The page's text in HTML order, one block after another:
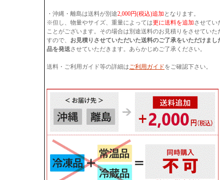
・沖縄・離島は送料が別途2,000円(税込)追加 となります。
※但し、物量やサイズ、重量によっては更に送料を追加させてい
ことがございます。その場合は別途送料のお見積りをさせていた
すので、 お見積りさせていただいた送料のご了承をいただけまし
品を発送させていただきます。あらかじめご了承ください。
送料・ご利用ガイド等の詳細はご利用ガイドをご確認下さい。